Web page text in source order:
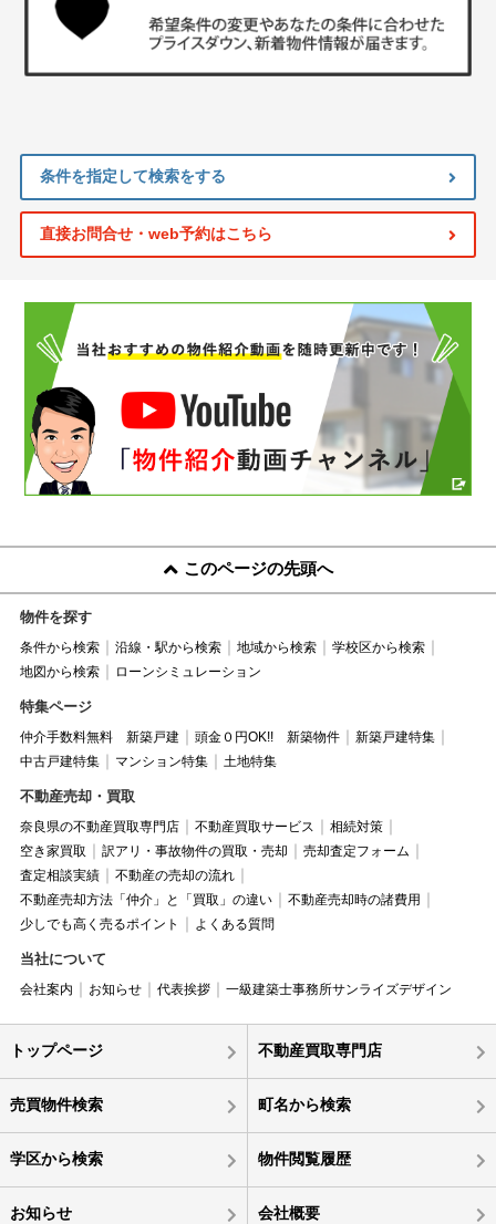
条件を指定して検索をする
直接お問合せ・web予約はこちら
このページの先頭へ
物件を探す
条件から検索 沿線・駅から検索 地域から検索
学校区から検索
地図から検索
ローンシミュレーション
特集ページ
仲介手数料無料 新築戸建 頭金０円OK!! 新築物件
新築戸建特集
中古戸建特集
マンション特集 土地特集
不動産売却・買取
奈良県の不動産買取専門店 不動産買取サービス
相続対策
空き家買取
訳アリ・事故物件の買取・売却
売却査定フォーム
査定相談実績
不動産の売却の流れ
不動産売却方法「仲介」と「買取」の違い
不動産売却時の諸費用
少しでも高く売るポイント
よくある質問
当社について
会社案内 お知らせ 代表挨拶 一級建築士事務所サンライズデザイン
トップページ 不動産買取専門店
売買物件検索 町名から検索
学区から検索 物件閲覧履歴
お知らせ 会社概要